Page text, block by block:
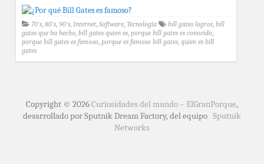
70's, 80's, 90's, Internet, Software, Tecnología bill gates logros, bill
gates que ha hecho, bill gates quien es, porque bill gates es conocido,
porque bill gates es famoso, porque es famoso bill gates, quien es bill
gates
Copyright © 2026Curiosidades del mundo – ElGranPorque,
desarrollado por Sputnik Dream Factory, del equipo Sputnik
Networks